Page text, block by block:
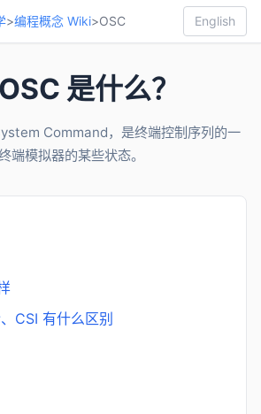
>编程概念 Wiki>OSC English
是什么？
Command，是终端控制序列的一
端模拟器的某些状态。
CSI 有什么区别